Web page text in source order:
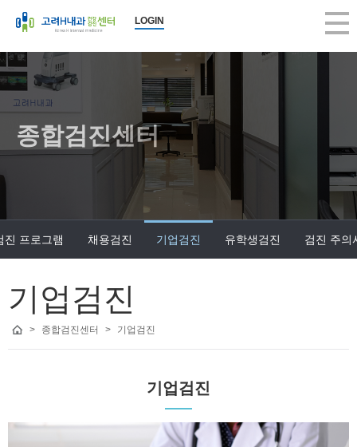
LOGIN
종합검진센터
진 프로그램 채용검진 기업검진 유학생검진 검진 주의
기업검진
> 종합검진센터 > 기업검진
기업검진